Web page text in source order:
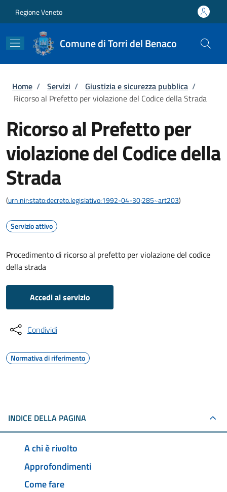
Regione Veneto
Comune di Torri del Benaco
Briciole di pane
Home / Servizi / Giustizia e sicurezza pubblica /
Ricorso al Prefetto per violazione del Codice della Strada
Ricorso al Prefetto per
violazione del Codice della
Strada
(urn:nir:stato:decreto.legislativo:1992-04-30;285~art203)
Servizio attivo
Procedimento di ricorso al prefetto per violazione del codice
della strada
Accedi al servizio
Condividi
Normativa di riferimento
INDICE DELLA PAGINA
A chi è rivolto
Approfondimenti
Come fare